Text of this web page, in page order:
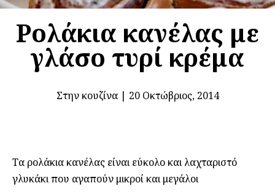
Ρολάκια κανέλας με
γλάσο τυρί κρέμα
Στην κουζίνα| 20 Οκτώβριος, 2014
Τα ρολάκια κανέλας είναι εύκολο και λαχταριστό
γλυκάκι που αγαπούν μικροί και μεγάλοι